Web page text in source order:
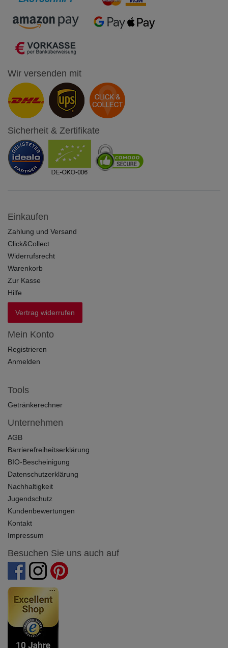
Wir versenden mit
Sicherheit & Zertifikate
Einkaufen
Zahlung und Versand
Click&Collect
Widerrufsrecht
Warenkorb
Zur Kasse
Hilfe
Vertrag widerrufen
Mein Konto
Registrieren
Anmelden
Tools
Getränkerechner
Unternehmen
AGB
Barrierefreiheitserklärung
BIO-Bescheinigung
Datenschutzerklärung
Nachhaltigkeit
Jugendschutz
Kundenbewertungen
Kontakt
Impressum
Besuchen Sie uns auch auf